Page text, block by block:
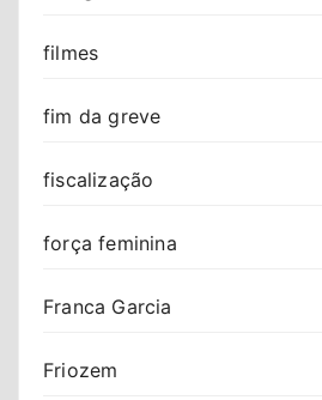
filmes
fim da greve
fiscalização
força feminina
Franca Garcia
Friozem